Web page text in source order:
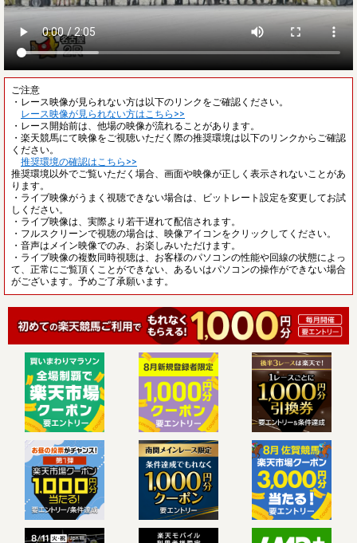
ご注意
・レース映像が見られない方は以下のリンクをご確認ください。
レース映像が見られない方はこちら>>
・レース開始前は、他場の映像が流れることがあります。
・楽天競馬にて映像をご視聴いただく際の推奨環境は以下のリンクからご確認
ください。
推奨環境の確認はこちら>>
推奨環境以外でご覧いただく場合、画面や映像が正しく表示されないことがあ
ります。
・ライブ映像がうまく視聴できない場合は、ビットレート設定を変更してお試
しください。
・ライブ映像は、実際より若干遅れて配信されます。
・フルスクリーンで視聴の場合は、映像アイコンをクリックしてください。
・音声はメイン映像でのみ、お楽しみいただけます。
・ライブ映像の複数同時視聴は、お客様のパソコンの性能や回線の状態によっ
て、正常にご覧頂くことができない、あるいはパソコンの操作ができない場合
がございます。予めご了承願います。